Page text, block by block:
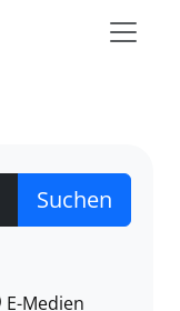
Sie suchen wollen.
E-Medien